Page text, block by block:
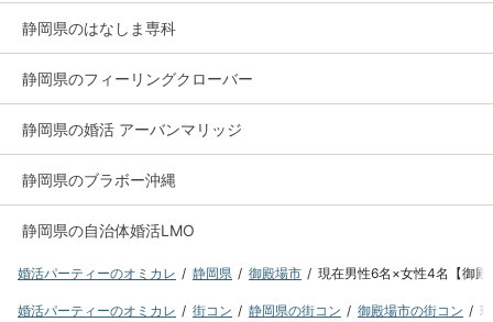
静岡県のはなしま専科
静岡県のフィーリングクローバー
静岡県の婚活 アーバンマリッジ
静岡県のブラボー沖縄
静岡県の自治体婚活LMO
婚活パーティーのオミカレ 静岡県 御殿場市 現在男性6名×女性4名【御
婚活パーティーのオミカレ 街コン 静岡県の街コン 御殿場市の街コン